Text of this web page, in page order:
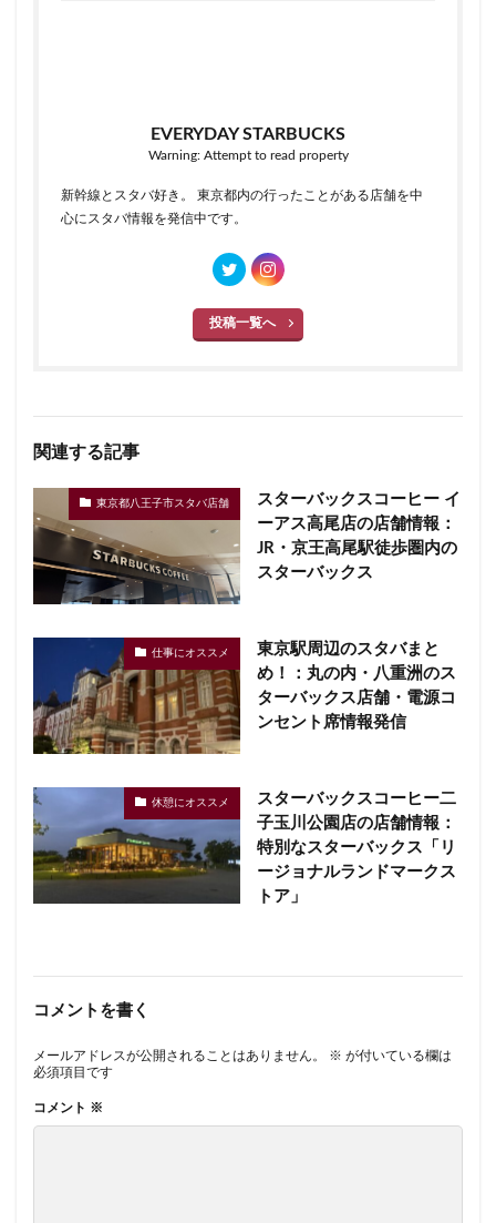
EVERYDAY STARBUCKS
Warning: Attempt to read property
新幹線とスタバ好き。 東京都内の行ったことがある店舗を中
心にスタバ情報を発信中です。
投稿一覧へ
関連する記事
東京都八王子市スタバ店舗
スターバックスコーヒー イ
ーアス高尾店の店舗情報：
JR・京王高尾駅徒歩圏内の
スターバックス
仕事にオススメ
東京駅周辺のスタバまと
め！：丸の内・八重洲のス
ターバックス店舗・電源コ
ンセント席情報発信
休憩にオススメ
スターバックスコーヒー二
子玉川公園店の店舗情報：
特別なスターバックス「リ
ージョナルランドマークス
トア」
コメントを書く
メールアドレスが公開されることはありません。 ※ が付いている欄は
必須項目です
コメント ※